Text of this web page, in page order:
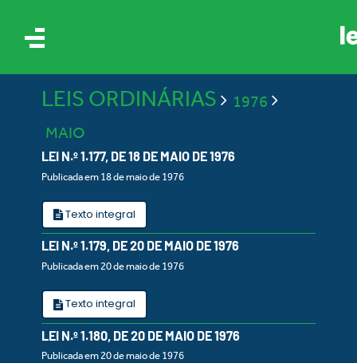
LEIS ORDINÁRIAS
1976
MAIO
LEI N.º 1.177, DE 18 DE MAIO DE 1976
Publicada em 18 de maio de 1976
Texto integral
LEI N.º 1.179, DE 20 DE MAIO DE 1976
Publicada em 20 de maio de 1976
Texto integral
LEI N.º 1.180, DE 20 DE MAIO DE 1976
Publicada em 20 de maio de 1976